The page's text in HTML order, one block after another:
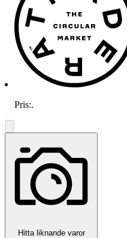
Pris:.
Hitta liknande varor